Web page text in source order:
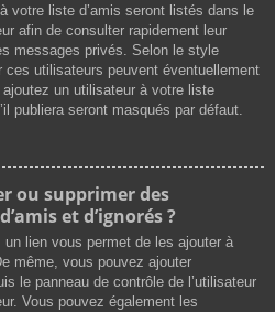
votre liste d’amis seront listés dans le
afin de consulter rapidement leur
messages privés. Selon le style
utilisateurs peuvent éventuellement
un utilisateur à votre liste
publiera seront masqués par défaut.
ou supprimer des
et d’ignorés ?
un lien vous permet de les ajouter à
même, vous pouvez ajouter
le panneau de contrôle de l’utilisateur
Vous pouvez également les